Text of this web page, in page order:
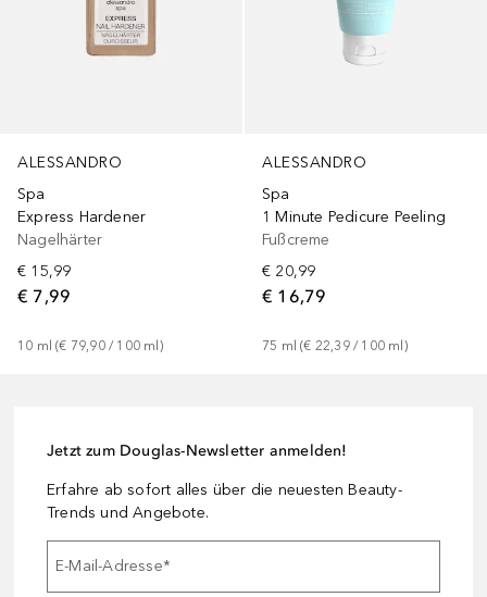
ALESSANDRO
Spa
Express Hardener
Nagelhärter
€ 15,99
€ 7,99
10 ml (€ 79,90 / 100 ml)
ALESSANDRO
Spa
1 Minute Pedicure Peeling
Fußcreme
€ 20,99
€ 16,79
75 ml (€ 22,39 / 100 ml)
Jetzt zum Douglas-Newsletter anmelden!
Erfahre ab sofort alles über die neuesten Beauty-
Trends und Angebote.
E-Mail-Adresse*